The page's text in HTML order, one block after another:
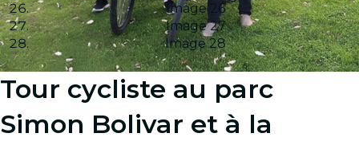
Image 26
Image 27
Image 28
Tour cycliste au parc
Simon Bolivar et à la